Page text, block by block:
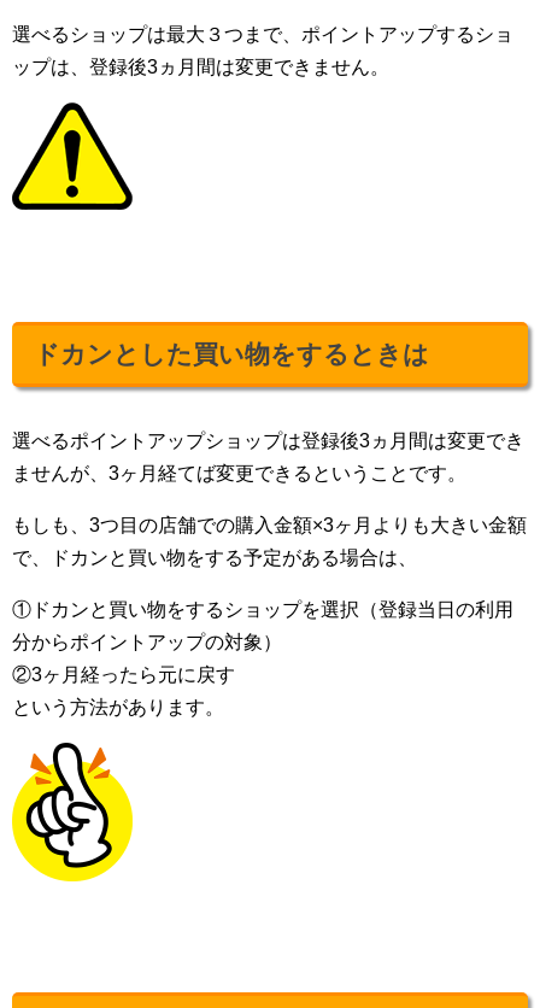
選べるショップは最大３つまで、ポイントアップするショ
ップは、登録後3ヵ月間は変更できません。
ドカンとした買い物をするときは
選べるポイントアップショップは登録後3ヵ月間は変更でき
ませんが、3ヶ月経てば変更できるということです。
もしも、3つ目の店舗での購入金額×3ヶ月よりも大きい金額
で、ドカンと買い物をする予定がある場合は、
①ドカンと買い物をするショップを選択（登録当日の利用
分からポイントアップの対象）
②3ヶ月経ったら元に戻す
という方法があります。